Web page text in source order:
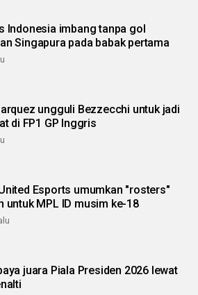
Indonesia imbang tanpa gol
Singapura pada babak pertama
ungguli Bezzecchi untuk jadi
di FP1 GP Inggris
Esports umumkan "rosters"
untuk MPL ID musim ke-18
juara Piala Presiden 2026 lewat